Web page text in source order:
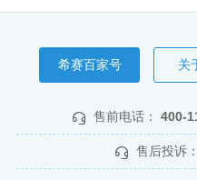
希赛百家号 关
售前电话： 400-
售后投诉：